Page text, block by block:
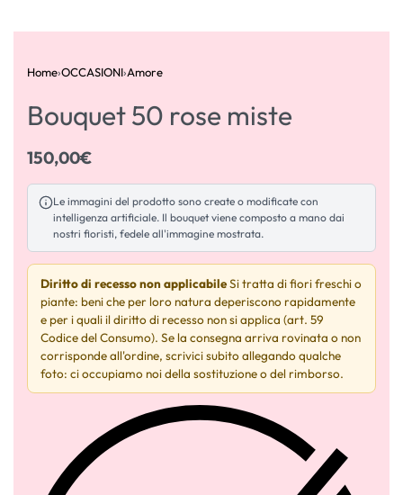
Home›OCCASIONI›Amore
Bouquet 50 rose miste
150,00€
Le immagini del prodotto sono create o modificate con
intelligenza artificiale. Il bouquet viene composto a mano dai
nostri fioristi, fedele all'immagine mostrata.
Diritto di recesso non applicabileSi tratta di fiori freschi o
piante: beni che per loro natura deperiscono rapidamente
e per i quali il diritto di recesso non si applica (art. 59
Codice del Consumo). Se la consegna arriva rovinata o non
corrisponde all'ordine, scrivici subito allegando qualche
foto: ci occupiamo noi della sostituzione o del rimborso.